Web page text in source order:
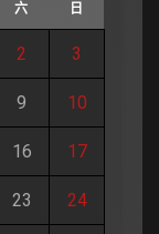
六 日
2 3
9 10
16 17
23 24